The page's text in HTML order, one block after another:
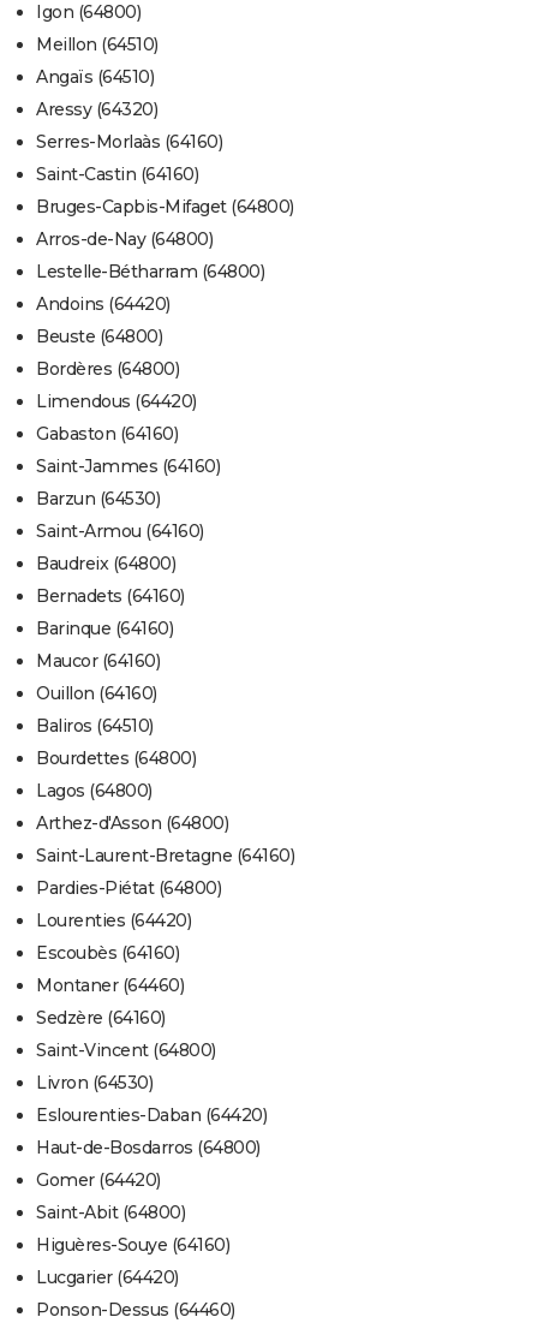
Igon (64800)
Meillon (64510)
Angaïs (64510)
Aressy (64320)
Serres-Morlaàs (64160)
Saint-Castin (64160)
Bruges-Capbis-Mifaget (64800)
Arros-de-Nay (64800)
Lestelle-Bétharram (64800)
Andoins (64420)
Beuste (64800)
Bordères (64800)
Limendous (64420)
Gabaston (64160)
Saint-Jammes (64160)
Barzun (64530)
Saint-Armou (64160)
Baudreix (64800)
Bernadets (64160)
Barinque (64160)
Maucor (64160)
Ouillon (64160)
Baliros (64510)
Bourdettes (64800)
Lagos (64800)
Arthez-d'Asson (64800)
Saint-Laurent-Bretagne (64160)
Pardies-Piétat (64800)
Lourenties (64420)
Escoubès (64160)
Montaner (64460)
Sedzère (64160)
Saint-Vincent (64800)
Livron (64530)
Eslourenties-Daban (64420)
Haut-de-Bosdarros (64800)
Gomer (64420)
Saint-Abit (64800)
Higuères-Souye (64160)
Lucgarier (64420)
Ponson-Dessus (64460)